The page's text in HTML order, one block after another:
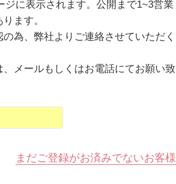
ジに表示されます。公開まで1~3営業
ます。
為、弊社よりご連絡させていただく
メールもしくはお電話にてお願い致
まだご登録がお済みでないお客様